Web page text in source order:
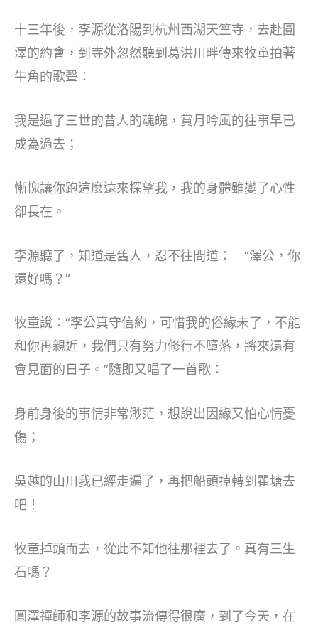
十三年後，李源從洛陽到杭州西湖天竺寺，去赴圓
澤的約會，到寺外忽然聽到葛洪川畔傳來牧童拍著
牛角的歌聲：
我是過了三世的昔人的魂魄，賞月吟風的往事早已
成為過去；
慚愧讓你跑這麼遠來探望我，我的身體雖變了心性
卻長在。
李源聽了，知道是舊人，忍不往問道： “澤公，你
還好嗎？”
牧童說：“李公真守信約，可惜我的俗緣未了，不能
和你再親近，我們只有努力修行不墮落，將來還有
會見面的日子。”隨即又唱了一首歌：
身前身後的事情非常渺茫，想說出因緣又怕心情憂
傷；
吳越的山川我已經走遍了，再把船頭掉轉到瞿塘去
吧！
牧童掉頭而去，從此不知他往那裡去了。真有三生
石嗎？
圓澤禪師和李源的故事流傳得很廣，到了今天，在